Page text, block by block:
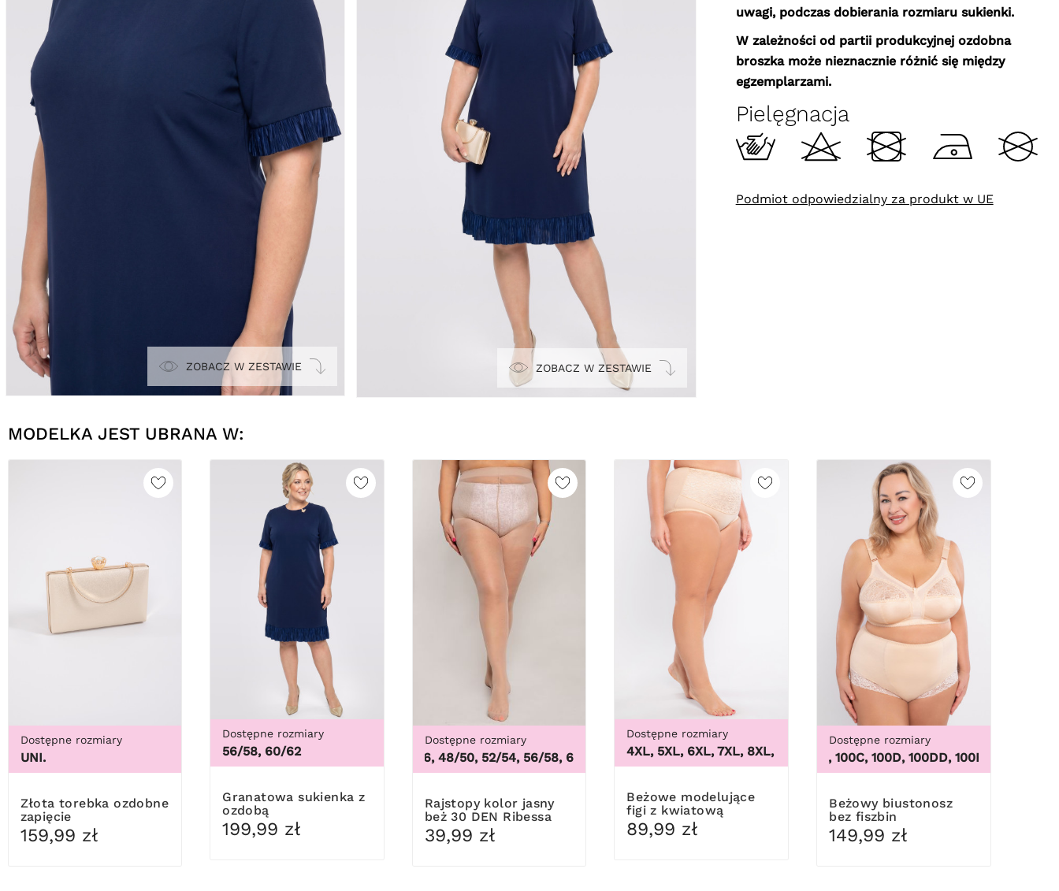
ZOBACZ W ZESTAWIE ZOBACZ W ZESTAWIE
uwagi, podczas dobierania rozmiaru sukienki.
W zależności od partii produkcyjnej ozdobna
broszka może nieznacznie różnić się między
egzemplarzami.
Pielęgnacja
Podmiot odpowiedzialny za produkt w UE
MODELKA JEST UBRANA W:
Dostępne rozmiary
UNI.
Złota torebka ozdobne
zapięcie
159,99 zł
Dostępne rozmiary
56/58, 60/62
Granatowa sukienka z
ozdobą
199,99 zł
Dostępne rozmiary
44/46, 48/50, 52/54, 56/58, 60/62 44/46, 48/50, 52/54, 56/58, 60/62
Rajstopy kolor jasny
beż 30 DEN Ribessa
39,99 zł
Dostępne rozmiary
3XL, 4XL, 5XL, 6XL, 7XL, 8XL, 9XL 3XL, 4XL, 5XL, 6XL, 7XL, 8XL, 9XL
Beżowe modelujące
figi z kwiatową
koronką
89,99 zł
Dostępne rozmiary
100B, 100C, 100D, 100DD, 100F, 100G, 100H,
Beżowy biustonosz
bez fiszbin
149,99 zł